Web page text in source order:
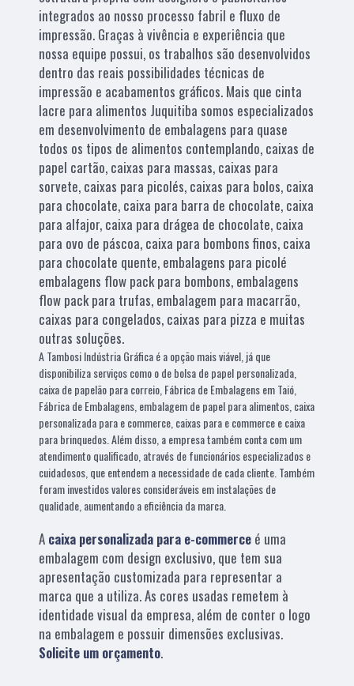
integrados ao nosso processo fabril e fluxo de
impressão. Graças à vivência e experiência que
nossa equipe possui, os trabalhos são desenvolvidos
dentro das reais possibilidades técnicas de
impressão e acabamentos gráficos. Mais que cinta
lacre para alimentos Juquitiba somos especializados
em desenvolvimento de embalagens para quase
todos os tipos de alimentos contemplando, caixas de
papel cartão, caixas para massas, caixas para
sorvete, caixas para picolés, caixas para bolos, caixa
para chocolate, caixa para barra de chocolate, caixa
para alfajor, caixa para drágea de chocolate, caixa
para ovo de páscoa, caixa para bombons finos, caixa
para chocolate quente, embalagens para picolé
embalagens flow pack para bombons, embalagens
flow pack para trufas, embalagem para macarrão,
caixas para congelados, caixas para pizza e muitas
outras soluções.
A Tambosi Indústria Gráfica é a opção mais viável, já que
disponibiliza serviços como o de bolsa de papel personalizada,
caixa de papelão para correio, Fábrica de Embalagens em Taió,
Fábrica de Embalagens, embalagem de papel para alimentos, caixa
personalizada para e commerce, caixas para e commerce e caixa
para brinquedos. Além disso, a empresa também conta com um
atendimento qualificado, através de funcionários especializados e
cuidadosos, que entendem a necessidade de cada cliente. Também
foram investidos valores consideráveis em instalações de
qualidade, aumentando a eficiência da marca.
A caixa personalizada para e-commerce é uma
embalagem com design exclusivo, que tem sua
apresentação customizada para representar a
marca que a utiliza. As cores usadas remetem à
identidade visual da empresa, além de conter o logo
na embalagem e possuir dimensões exclusivas.
Solicite um orçamento.